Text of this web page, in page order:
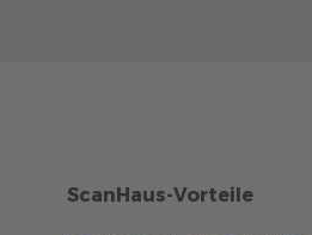
ScanHaus-Vorteile